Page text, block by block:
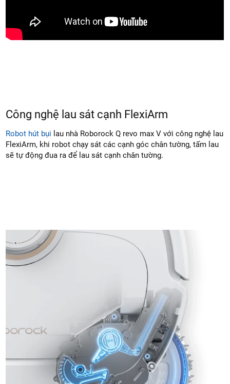
Công nghệ lau sát cạnh FlexiArm
Robot hút bụi lau nhà Roborock Q revo max V với công nghệ lau
FlexiArm, khi robot chạy sát các cạnh góc chân tường, tấm lau
sẽ tự động đua ra để lau sát cạnh chân tường.